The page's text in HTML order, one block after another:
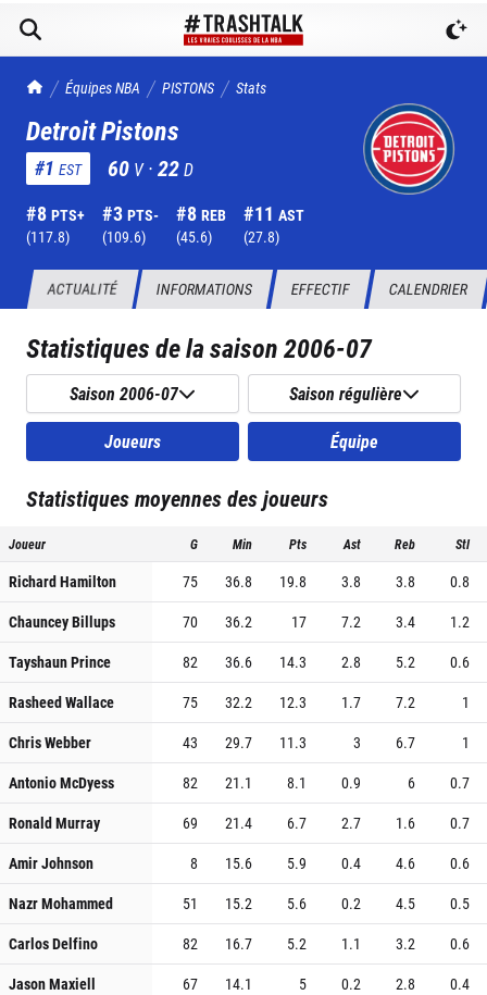
TrashTalk Actu NBA
Équipes NBA PISTONS Stats
Detroit Pistons
#1 EST 60 V ·22D
#8 PTS+
(117.8)
#3 PTS-
(109.6)
#8 REB
(45.6)
#11 AST
(27.8)
ACTUALITÉ INFORMATIONS EFFECTIF CALENDRIER
Statistiques de la saison2006-07
Saison 2006-07 Saison régulière
Joueurs Équipe
Statistiques moyennes des joueurs
Joueur G Min Pts Ast Reb Stl
Richard Hamilton 75 36.8 19.8 3.8 3.8
0.8
Chauncey Billups
70 36.2 17 7.2 3.4
1.2
Tayshaun Prince
82 36.6 14.3 2.8 5.2
0.6
Rasheed Wallace
75 32.2 12.3 1.7 7.2
1
Chris Webber
43 29.7 11.3 3 6.7
1
Antonio McDyess
82 21.1 8.1 0.9 6
0.7
Ronald Murray
69 21.4 6.7 2.7 1.6
0.7
Amir Johnson
8 15.6 5.9 0.4 4.6
0.6
Nazr Mohammed
51 15.2 5.6 0.2 4.5
0.5
Carlos Delfino
82 16.7 5.2 1.1 3.2
0.6
Jason Maxiell
67 14.1 5 0.2 2.8
0.4